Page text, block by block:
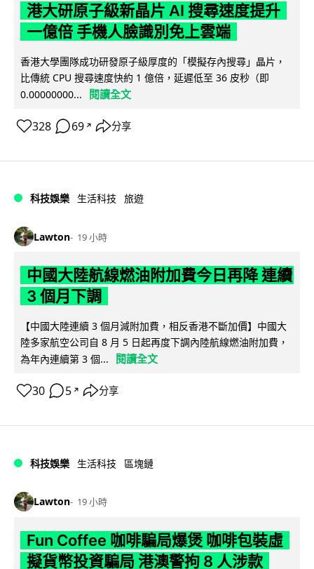
港大研原子級新晶片 AI 搜尋速度提升
一億倍 手機人臉識別免上雲端
香港大學團隊成功研發原子級厚度的「模擬存內搜尋」晶片，
比傳統 CPU 搜尋速度快約 1 億倍，延遲低至 36 皮秒（即
0.00000000...
閱讀全文
328 69 ↗ 分享
科技娛樂 生活科技 旅遊
Lawton 19 小時
中國大陸航線燃油附加費今日再降 連續
3 個月下調
【中國大陸連續 3 個月減附加費，相反香港不斷加價】中國大
陸多家航空公司自 8 月 5 日起再度下調內陸航線燃油附加費，
為年內連續第 3 個...
閱讀全文
30 5 ↗ 分享
科技娛樂 生活科技 區塊鏈
Lawton 19 小時
Fun Coffee 咖啡騙局爆煲 咖啡包裝虛
擬貨幣投資騙局 港澳警拘 8 人涉款